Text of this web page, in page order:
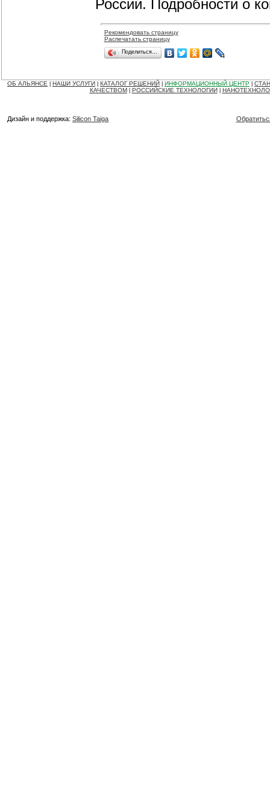
России. Подробности о
Рекомендовать страницу
Распечатать страницу
Поделиться…
ОБ АЛЬЯНСЕ НАШИ УСЛУГИ КАТАЛОГ РЕШЕНИЙ ИНФОРМАЦИОННЫЙ ЦЕНТР
КАЧЕСТВОМ
РОССИЙСКИЕ ТЕХНОЛОГИИ
Дизайн и поддержка: Silicon Taiga